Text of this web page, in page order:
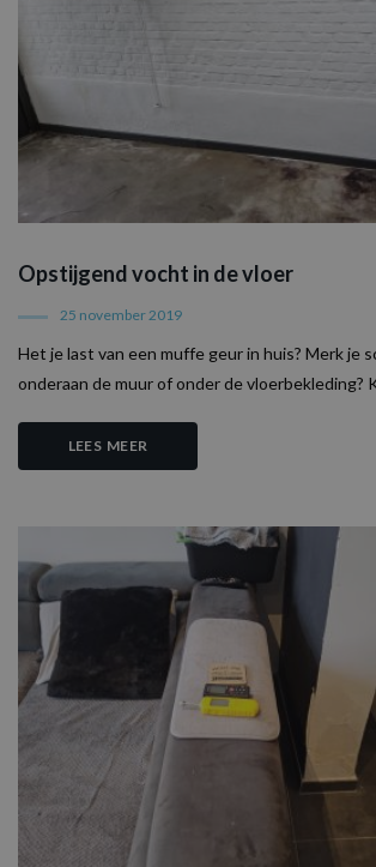
Opstijgend vocht in de vloer
25 november 2019
Het je last van een muffe geur in huis? Merk je
onderaan de muur of onder de vloerbekleding?
LEES MEER